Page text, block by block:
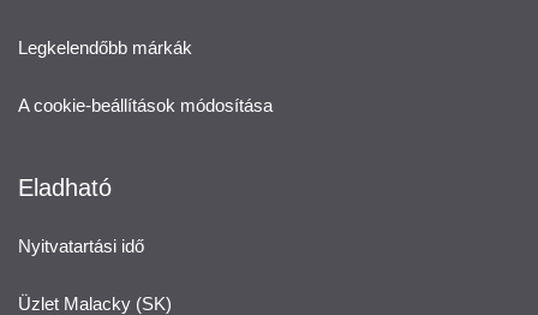
Legkelendőbb márkák
A cookie-beállítások módosítása
Eladható
Nyitvatartási idő
Üzlet Malacky (SK)